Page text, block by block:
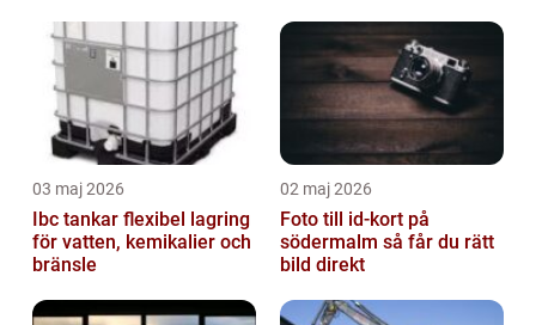
03 maj 2026
Ibc tankar flexibel lagring
för vatten, kemikalier och
bränsle
02 maj 2026
Foto till id-kort på
södermalm så får du rätt
bild direkt